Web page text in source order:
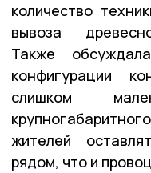
количество
вывоза
Также
конфигурации
слишком
жителей
рядом, что и